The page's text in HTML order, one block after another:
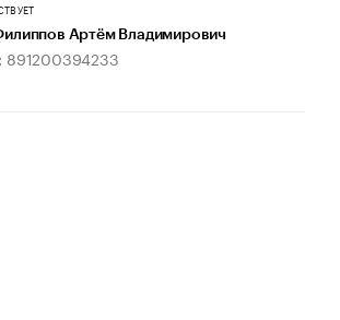
Артём Владимирович
891200394233